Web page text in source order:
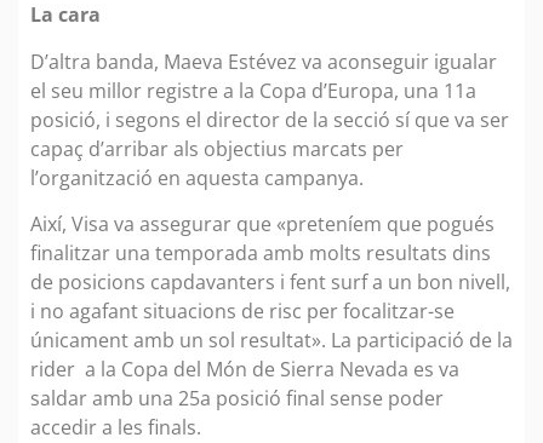
La cara
D’altra banda, Maeva Estévez va aconseguir igualar
el seu millor registre a la Copa d’Europa, una 11a
posició, i segons el director de la secció sí que va ser
capaç d’arribar als objectius marcats per
l’organització en aquesta campanya.
Així, Visa va assegurar que «preteníem que pogués
finalitzar una temporada amb molts resultats dins
de posicions capdavanters i fent surf a un bon nivell,
i no agafant situacions de risc per focalitzar-se
únicament amb un sol resultat». La participació de la
rider a la Copa del Món de Sierra Nevada es va
saldar amb una 25a posició final sense poder
accedir a les finals.